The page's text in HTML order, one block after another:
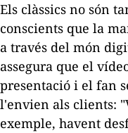
Els clàssics no són
conscients que la
a través del món
assegura que el
presentació i el fan
l'envien als clients:
exemple, havent